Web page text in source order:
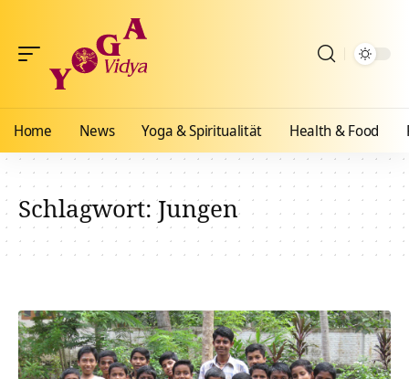
Home News Yoga & Spiritualität Health & Food
Schlagwort:Jungen